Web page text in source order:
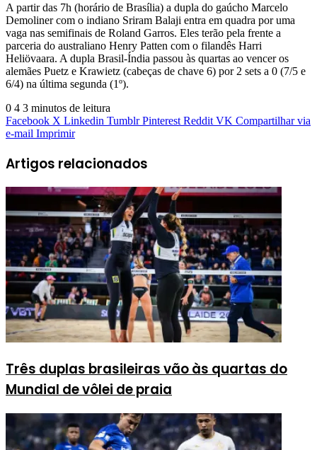
A partir das 7h (horário de Brasília) a dupla do gaúcho Marcelo
Demoliner com o indiano Sriram Balaji entra em quadra por uma
vaga nas semifinais de Roland Garros. Eles terão pela frente a
parceria do australiano Henry Patten com o filandês Harri
Heliövaara. A dupla Brasil-Índia passou às quartas ao vencer os
alemães Puetz e Krawietz (cabeças de chave 6) por 2 sets a 0 (7/5 e
6/4) na última segunda (1º).
0 4 3 minutos de leitura
Facebook X Linkedin Tumblr Pinterest Reddit VK Compartilhar via
e-mail Imprimir
Artigos relacionados
Três duplas brasileiras vão às quartas do
Mundial de vôlei de praia